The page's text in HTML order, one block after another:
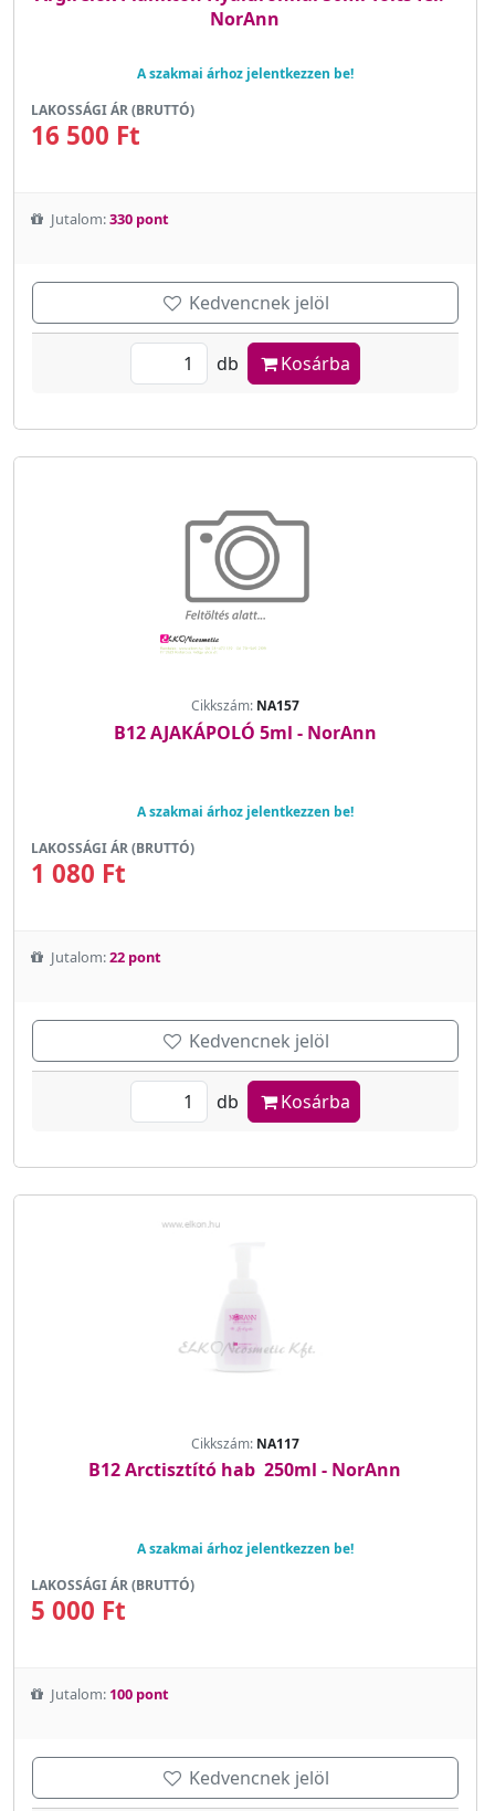
NorAnn
A szakmai árhoz jelentkezzen be!
LAKOSSÁGI ÁR (BRUTTÓ)
16 500 Ft
Jutalom:330 pont
Kedvencnek jelöl
db Kosárba
Cikkszám: NA157
B12 AJAKÁPOLÓ 5ml - NorAnn
A szakmai árhoz jelentkezzen be!
LAKOSSÁGI ÁR (BRUTTÓ)
1 080 Ft
Jutalom:22 pont
Kedvencnek jelöl
db Kosárba
Cikkszám: NA117
B12 Arctisztító hab 250ml - NorAnn
A szakmai árhoz jelentkezzen be!
LAKOSSÁGI ÁR (BRUTTÓ)
5 000 Ft
Jutalom: 100 pont
Kedvencnek jelöl